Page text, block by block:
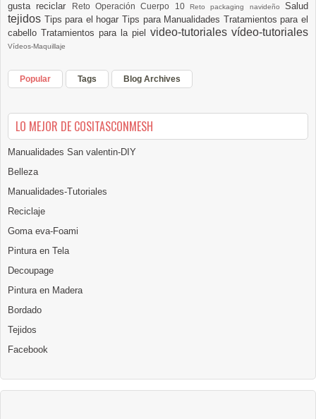
gusta reciclar
Reto Operación Cuerpo 10Reto packaging navideñoSalud
tejidos Tips para el hogarTips para Manualidades Tratamientos para el
cabello Tratamientos para la piel video-tutoriales vídeo-tutoriales
Vídeos-Maquillaje
Popular Tags Blog Archives
LO MEJOR DE COSITASCONMESH
Manualidades San valentin-DIY
Belleza
Manualidades-Tutoriales
Reciclaje
Goma eva-Foami
Pintura en Tela
Decoupage
Pintura en Madera
Bordado
Tejidos
Facebook